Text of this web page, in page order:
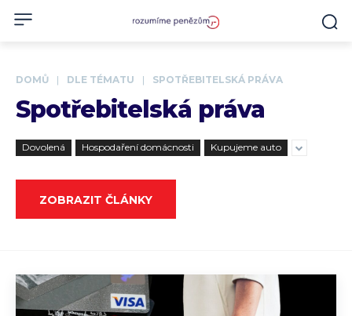
DOMŮ DLE TÉMATU SPOTŘEBITELSKÁ PRÁVA
Spotřebitelská práva
Dovolená Hospodaření domácnosti Kupujeme auto
ZOBRAZIT ČLÁNKY